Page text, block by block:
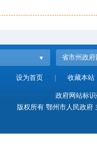
省市州政府
设为首页 收藏本站
政府网站标
版权所有 鄂州市人民政府